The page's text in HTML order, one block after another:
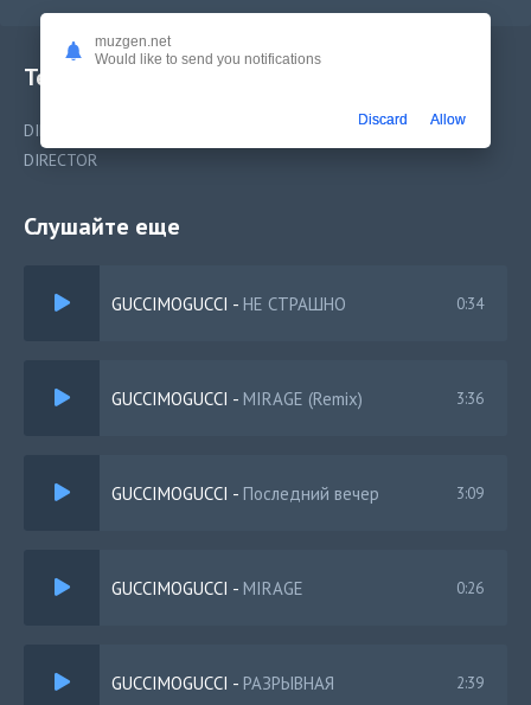
Текст песни
DIRECTOR
DIRECTOR
Слушайте еще
GUCCIMOGUCCI - НЕ СТРАШНО 0:34
GUCCIMOGUCCI - MIRAGE (Remix) 3:36
GUCCIMOGUCCI - Последний вечер 3:09
GUCCIMOGUCCI - MIRAGE 0:26
GUCCIMOGUCCI - РАЗРЫВНАЯ 2:39
muzgen.net
Would like to send you notifications
Discard Allow